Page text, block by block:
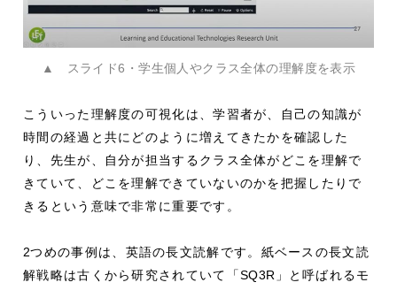
▲ スライド6・学生個人やクラス全体の理解度を表示
こういった理解度の可視化は、学習者が、自己の知識が
時間の経過と共にどのように増えてきたかを確認した
り、先生が、自分が担当するクラス全体がどこを理解で
きていて、どこを理解できていないのかを把握したりで
きるという意味で非常に重要です。
2つめの事例は、英語の長文読解です。紙ベースの長文読
解戦略は古くから研究されていて「SQ3R 」と呼ばれるモ